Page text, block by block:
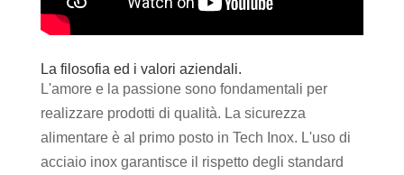
La filosofia ed i valori aziendali.
L'amore e la passione sono fondamentali per
realizzare prodotti di qualità. La sicurezza
alimentare è al primo posto in Tech Inox. L'uso di
acciaio inox garantisce il rispetto degli standard